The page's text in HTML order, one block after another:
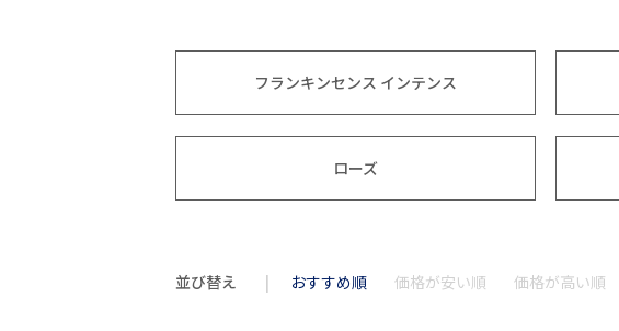
フランキンセンス インテンス
ローズ
並び替え おすすめ順 価格が安い順 価格が高い順